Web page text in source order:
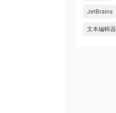
中文破解版
JetBrains
文本編輯器